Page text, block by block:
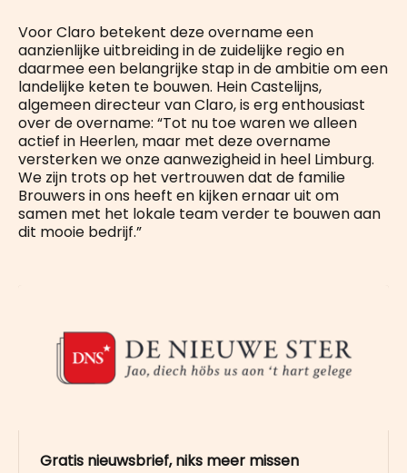
Voor Claro betekent deze overname een
aanzienlijke uitbreiding in de zuidelijke regio en
daarmee een belangrijke stap in de ambitie om een
landelijke keten te bouwen. Hein Castelijns,
algemeen directeur van Claro, is erg enthousiast
over de overname: “Tot nu toe waren we alleen
actief in Heerlen, maar met deze overname
versterken we onze aanwezigheid in heel Limburg.
We zijn trots op het vertrouwen dat de familie
Brouwers in ons heeft en kijken ernaar uit om
samen met het lokale team verder te bouwen aan
dit mooie bedrijf.”
Gratis nieuwsbrief, niks meer missen